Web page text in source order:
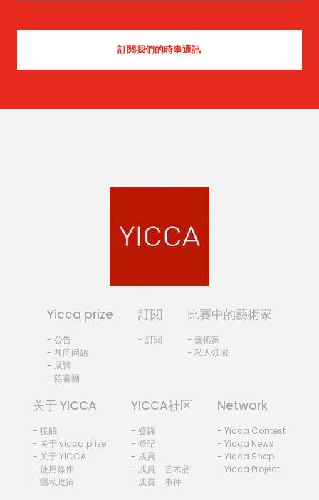
Yicca prize
- 公告
- 常问问题
- 展覽
- 陪審團
訂閱
- 訂閱
比賽中的藝術家
- 藝術家
- 私人领域
关于 YICCA
- 接觸
- 关于 yicca prize
- 关于 YICCA
- 使用條件
- 隱私政策
YICCA社区
- 登錄
- 登記
- 成員
- 成員 - 艺术品
- 成員 - 事件
Network
- Yicca Contest
- Yicca News
- Yicca Shop
- Yicca Project